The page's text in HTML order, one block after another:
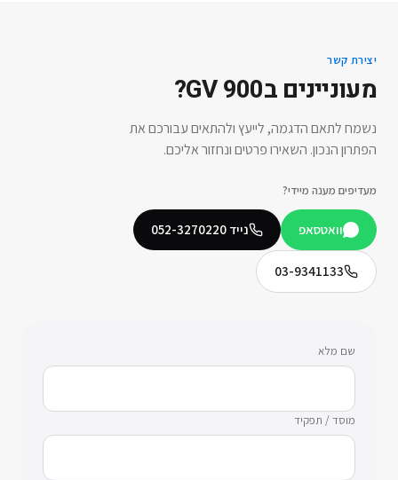
יצירת קשר
מעוניינים בGV 900
?
נשמח לתאם הדגמה, לייעץ ולהתאים עבורכם את
הפתרון הנכון. השאירו פרטים ונחזור אליכם.
מעדיפים מענה מיידי?
וואטסאפ נייד 052-3270220
03-9341133
שם מלא
מוסד / תפקיד